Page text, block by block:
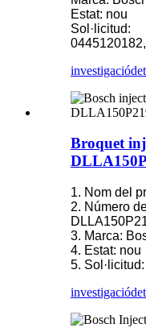
Estat: nou
Sol·licitud:
investigació
Broquet
1. Nom del
2. Número
3. Marca:
4. Estat: nou
5.
investigació